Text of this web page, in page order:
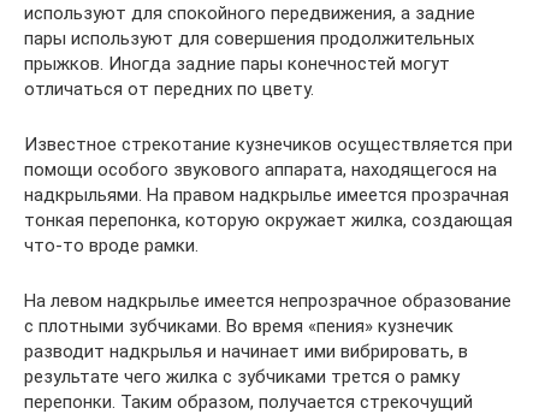
используют для спокойного передвижения, а задние
пары используют для совершения продолжительных
прыжков. Иногда задние пары конечностей могут
отличаться от передних по цвету.
Известное стрекотание кузнечиков осуществляется при
помощи особого звукового аппарата, находящегося на
надкрыльями. На правом надкрылье имеется прозрачная
тонкая перепонка, которую окружает жилка, создающая
что-то вроде рамки.
На левом надкрылье имеется непрозрачное образование
с плотными зубчиками. Во время «пения» кузнечик
разводит надкрылья и начинает ими вибрировать, в
результате чего жилка с зубчиками трется о рамку
перепонки. Таким образом, получается стрекочущий